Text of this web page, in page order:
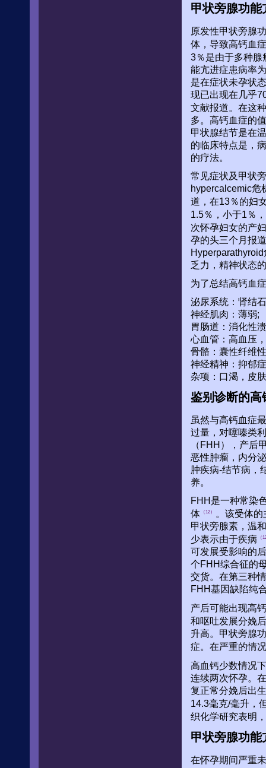
甲状旁腺功能
原发性甲状旁腺
体，导致高钙血
3％是由于多种腺
能亢进症患病率
是在症状未孕状
现已出现在几乎
文献报道。在这
多。高钙血症的
甲状腺结节是在
的临床特点是，
的疗法。
常见症状及甲状
hypercalcemic危
道，在13％的妇
1.5％，小于1％
次怀孕妇女的产
孕的头三个月报
乏力，精神状态
为了总结高钙血
泌尿系统：肾结
神经肌肉：薄弱;
胃肠道：消化性
心血管：高血压
骨骼：囊性纤维
神经精神：抑郁
杂项：口渴，皮
鉴别诊断的高
虽然与高钙血症
过量，对噻嗪类
（FHH），产后
恶性肿瘤，内分
肿疾病-结节病，
养。
FHH是一种常染
体
（12）
。该受体
甲状旁腺素，温
少表示由于疾病
（
可发展受影响的
个FHH综合征的
交货。在第三种
FHH基因缺陷纯
产后可能出现高
和呕吐发展分娩
升高。甲状旁腺
症。在严重的情
高血钙少数情况
连续两次怀孕。
复正常分娩后出
14.3毫克/毫升，
织化学研究表明
甲状旁腺功
在怀孕期间严重